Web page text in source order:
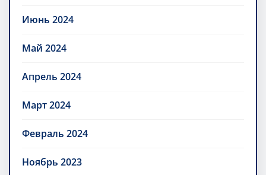
Июнь 2024
Май 2024
Апрель 2024
Март 2024
Февраль 2024
Ноябрь 2023